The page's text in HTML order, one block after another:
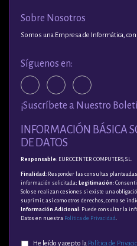
Sobre Nosotros
Somos una Empresa de Informática,
Síguenos en:
¡Suscríbete a Nuestro
INFORMACIÓN BÁSICA
DE DATOS
Responsable: EUROCENTER COMPUTERS, S.L.
Finalidad : Responder las consultas
información solicitada; Legitimación:
Solo se realizan cesiones si existe una
suprimir, así como otros derechos, como se
Información Adicional : Puede consultar la
Datos en nuestra Política de Privacidad
He leído y acepto la Política de